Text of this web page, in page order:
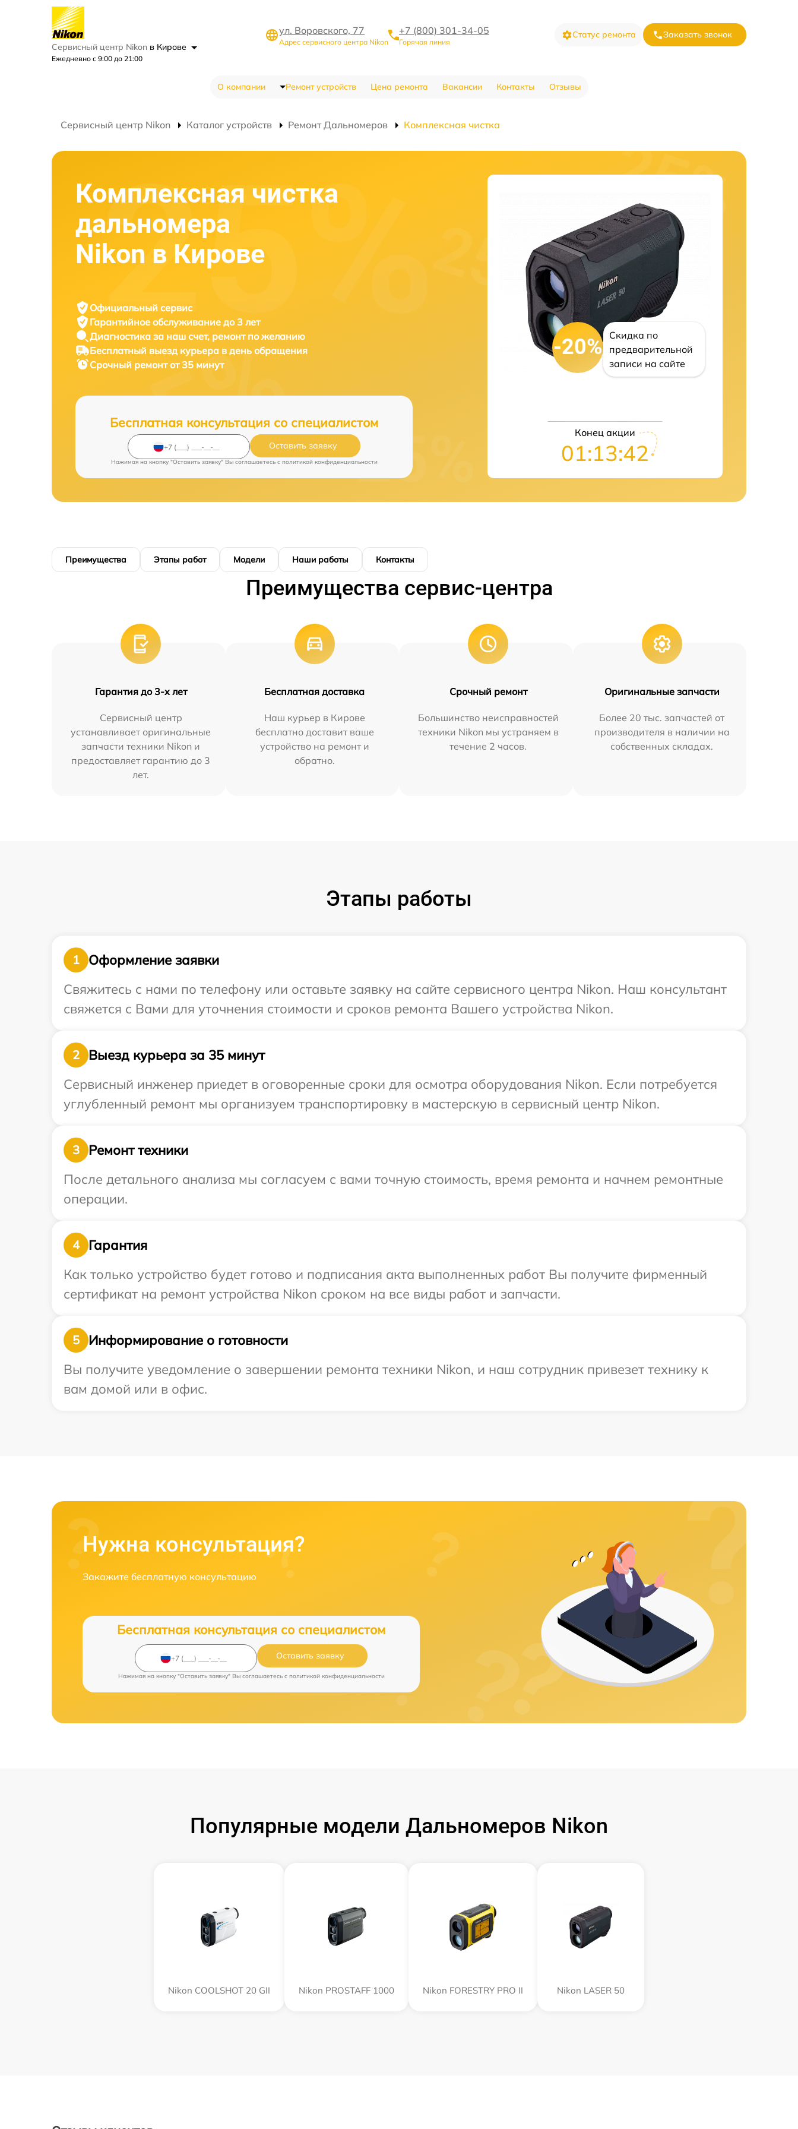
Сервисный центр Nikon в Кирове
Ежедневно с 9:00 до 21:00
ул. Воровского, 77
Адрес сервисного центра Nikon
+7 (800) 301-34-05
Горячая линия
Статус ремонта Заказать звонок
О компании Ремонт устройств Цена ремонта Вакансии Контакты Отзывы
Сервисный центр Nikon Каталог устройств Ремонт Дальномеров Комплексная чистка
Комплексная чистка
дальномера
Nikon в Кирове
Официальный сервис
Гарантийное обслуживание до 3 лет
Диагностика за наш счет, ремонт по желанию
Бесплатный выезд курьера в день обращения
Срочный ремонтот 35 минут
Бесплатная консультация со специалистом
Оставить заявку
Нажимая на кнопку "Оставить заявку" Вы соглашаетесь c политикой конфиденциальности
-20%
Скидка по
предварительной
записи на сайте
Конец акции
01:13:41
Преимущества Этапы работ Модели Наши работы Контакты
Преимущества сервис-центра
Гарантия до 3-х лет
Сервисный центр
устанавливает оригинальные
запчасти техники Nikon и
предоставляет гарантию до 3
лет.
Бесплатная доставка
Наш курьер в Кирове
бесплатно доставит ваше
устройство на ремонт и
обратно.
Срочный ремонт
Большинство неисправностей
техники Nikon мы устраняем в
течение 2 часов.
Оригинальные запчасти
Более 20 тыс. запчастей от
производителя в наличии на
собственных складах.
Этапы работы
1
Оформление заявки
Свяжитесь с нами по телефону или оставьте заявку на сайте сервисного центра Nikon. Наш консультант
свяжется с Вами для уточнения стоимости и сроков ремонта Вашего устройства Nikon.
2
Выезд курьера за 35 минут
Сервисный инженер приедет в оговоренные сроки для осмотра оборудования Nikon. Если потребуется
углубленный ремонт мы организуем транспортировку в мастерскую в сервисный центр Nikon.
3
Ремонт техники
После детального анализа мы согласуем с вами точную стоимость, время ремонта и начнем ремонтные
операции.
4
Гарантия
Как только устройство будет готово и подписания акта выполненных работ Вы получите фирменный
сертификат на ремонт устройства Nikon сроком на все виды работ и запчасти.
5
Информирование о готовности
Вы получите уведомление о завершении ремонта техники Nikon, и наш сотрудник привезет технику к
вам домой или в офис.
Нужна консультация?
Закажите бесплатную консультацию
Бесплатная консультация со специалистом
Оставить заявку
Нажимая на кнопку "Оставить заявку" Вы соглашаетесь c политикой конфиденциальности
Популярные модели Дальномеров Nikon
Nikon COOLSHOT 20 GII Nikon PROSTAFF 1000 Nikon FORESTRY PRO II Nikon LASER 50